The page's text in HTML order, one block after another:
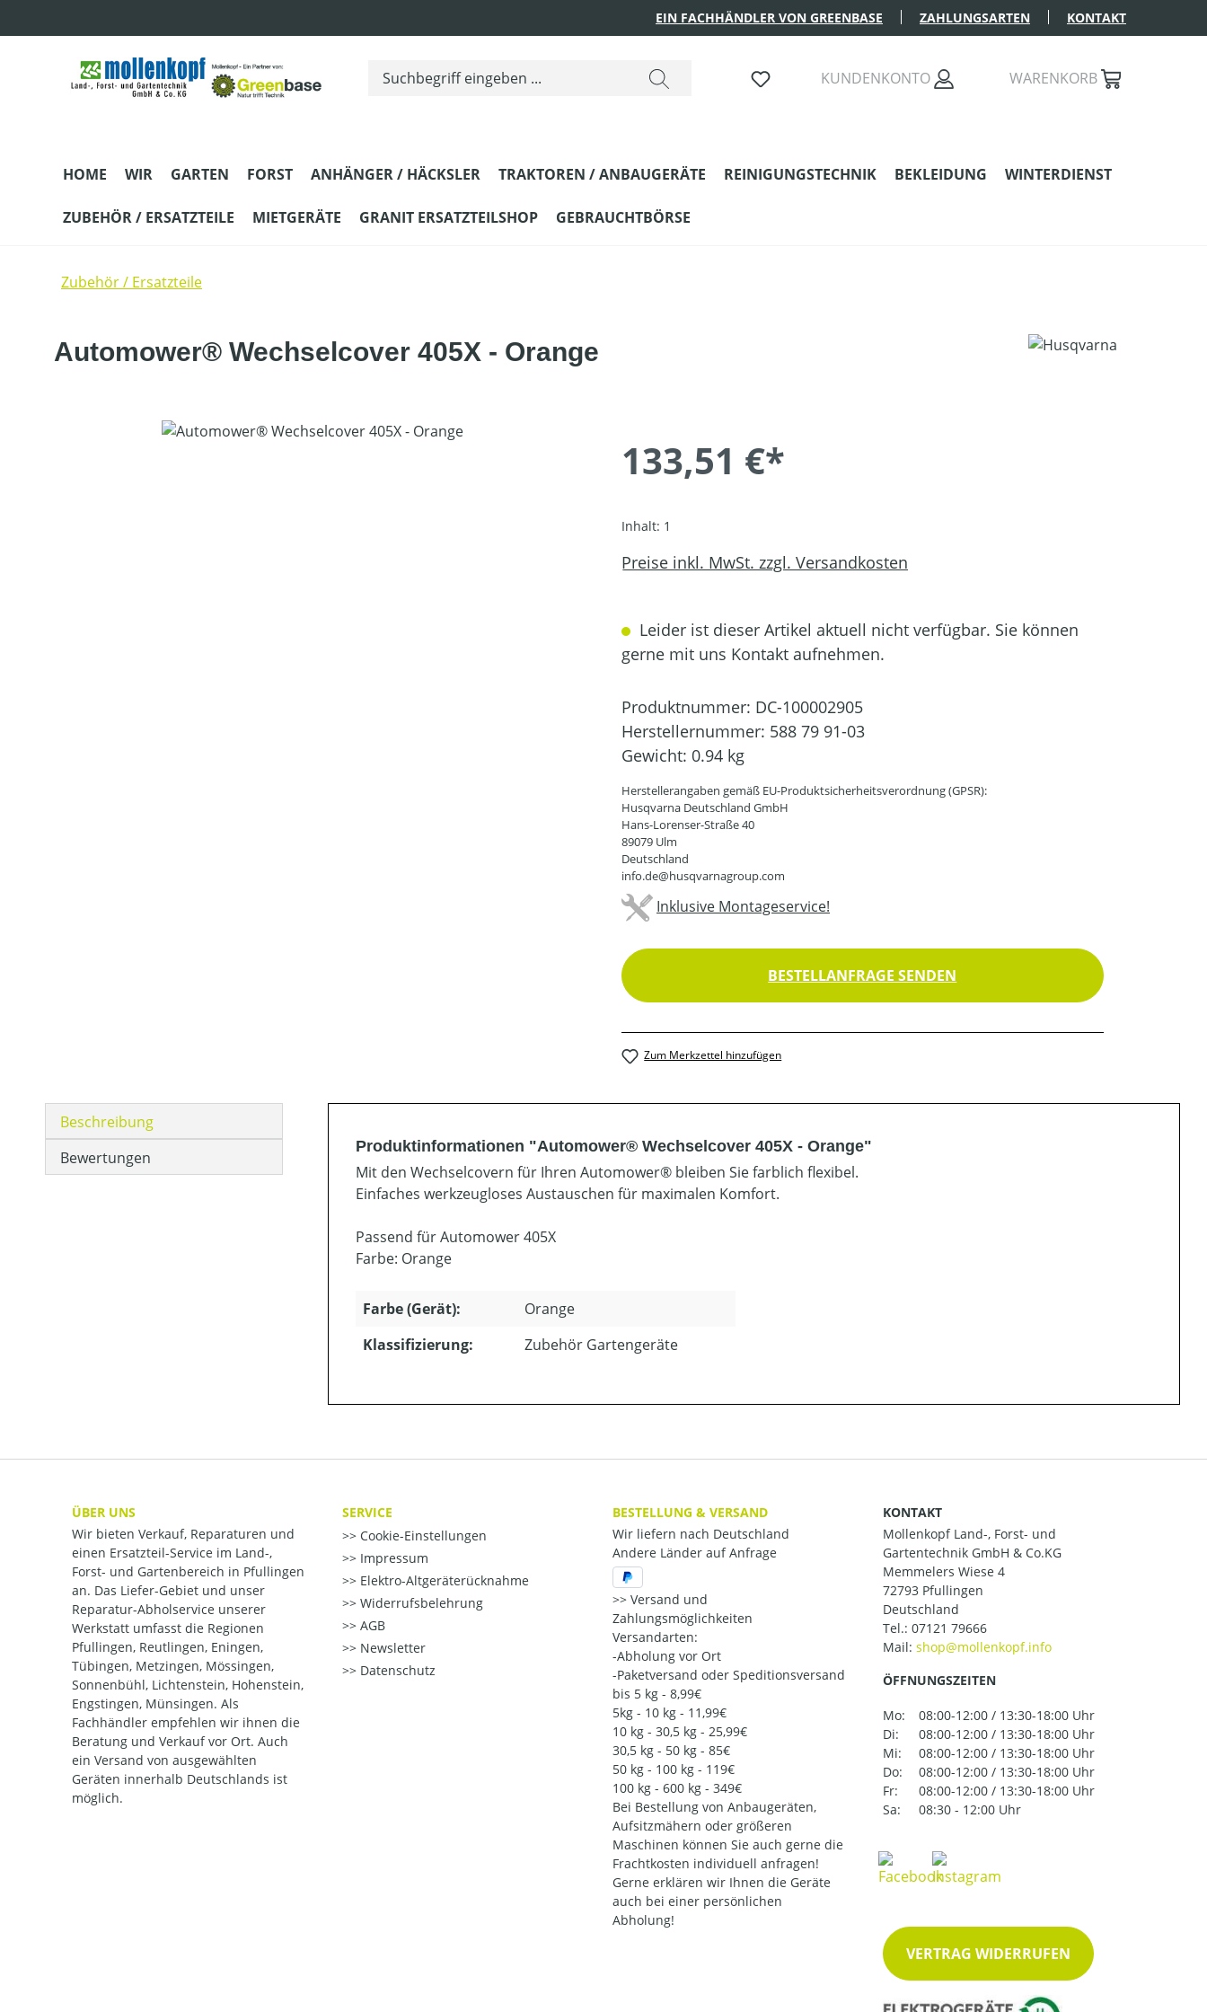
EIN FACHHÄNDLER VON GREENBASE ZAHLUNGSARTEN KONTAKT
KUNDENKONTO WARENKORB
HOME WIR GARTEN FORST ANHÄNGER / HÄCKSLER TRAKTOREN / ANBAUGERÄTE REINIGUNGSTECHNIK BEKLEIDUNG WINTERDIENST
ZUBEHÖR / ERSATZTEILE MIETGERÄTE GRANIT ERSATZTEILSHOP GEBRAUCHTBÖRSE
Zubehör / Ersatzteile
Automower® Wechselcover 405X - Orange
Bildergalerie überspringen
133,51 €*
Inhalt: 1
Preise inkl. MwSt. zzgl. Versandkosten
Leider ist dieser Artikel aktuell nicht verfügbar. Sie können
gerne mit uns Kontakt aufnehmen.
Produktnummer: DC-100002905
Herstellernummer: 588 79 91-03
Gewicht: 0.94 kg
Herstellerangaben gemäß EU-Produktsicherheitsverordnung (GPSR):
Husqvarna Deutschland GmbH
Hans-Lorenser-Straße 40
89079 Ulm
Deutschland
info.de@husqvarnagroup.com
Inklusive Montageservice!
BESTELLANFRAGE SENDEN
Zum Merkzettel hinzufügen
Beschreibung
Bewertungen
Produktinformationen "Automower® Wechselcover 405X - Orange"
Mit den Wechselcovern für Ihren Automower® bleiben Sie farblich flexibel.
Einfaches werkzeugloses Austauschen für maximalen Komfort.
Passend für Automower 405X
Farbe: Orange
Farbe (Gerät):
Orange
Klassifizierung:
Zubehör Gartengeräte
ÜBER UNS
Wir bieten Verkauf, Reparaturen und
einen Ersatzteil-Service im Land-,
Forst- und Gartenbereich in Pfullingen
an. Das Liefer-Gebiet und unser
Reparatur-Abholservice unserer
Werkstatt umfasst die Regionen
Pfullingen, Reutlingen, Eningen,
Tübingen, Metzingen, Mössingen,
Sonnenbühl, Lichtenstein, Hohenstein,
Engstingen, Münsingen. Als
Fachhändler empfehlen wir ihnen die
Beratung und Verkauf vor Ort. Auch
ein Versand von ausgewählten
Geräten innerhalb Deutschlands ist
möglich.
SERVICE
Cookie-Einstellungen
Impressum
Elektro-Altgeräterücknahme
Widerrufsbelehrung
AGB
Newsletter
Datenschutz
BESTELLUNG & VERSAND
Wir liefern nach Deutschland
Andere Länder auf Anfrage
Versand und
Zahlungsmöglichkeiten
Versandarten:
-Abholung vor Ort
-Paketversand oder Speditionsversand
bis 5 kg - 8,99€
5kg - 10 kg - 11,99€
10 kg - 30,5 kg - 25,99€
30,5 kg - 50 kg - 85€
50 kg - 100 kg - 119€
100 kg - 600 kg - 349€
Bei Bestellung von Anbaugeräten,
Aufsitzmähern oder größeren
Maschinen können Sie auch gerne die
Frachtkosten individuell anfragen!
Gerne erklären wir Ihnen die Geräte
auch bei einer persönlichen
Abholung!
KONTAKT
Mollenkopf Land-, Forst- und
Gartentechnik GmbH & Co.KG
Memmelers Wiese 4
72793 Pfullingen
Deutschland
Tel.: 07121 79666
Mail:
ÖFFNUNGSZEITEN
Mo:
08:00-12:00 / 13:30-18:00 Uhr
Di:
08:00-12:00 / 13:30-18:00 Uhr
Mi:
08:00-12:00 / 13:30-18:00 Uhr
Do:
08:00-12:00 / 13:30-18:00 Uhr
Fr:
08:00-12:00 / 13:30-18:00 Uhr
Sa:
08:30 - 12:00 Uhr
VERTRAG WIDERRUFEN